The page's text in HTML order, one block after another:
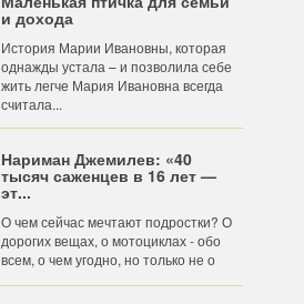
и дохода
История Марии Ивановны, которая
однажды устала – и позволила себе
жить легче Мария Ивановна всегда
считала...
Нариман Джемилев: «40
тысяч саженцев в 16 лет —
эт...
О чем сейчас мечтают подростки? О
дорогих вещах, о мотоциклах - обо
всем, о чем угодно, но только не о